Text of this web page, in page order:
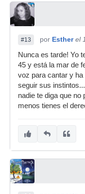
#13 por Esther el
Nunca es tarde! Yo
45 y está la mar de
voz para cantar y
seguir sus
nadie te diga que no
menos tienes el